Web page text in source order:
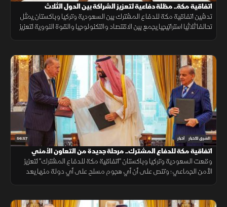
اتفاقية مكة.. مظلة دفاعية لتعزيز الشراكة بين الدول الثلاث
تدشين اتفاقية مكة للدفاع المشترك بين السعودية وتركيا وباكستان يمثل
تحالفا ثلاثيا استراتيجيا يجمع بين الاقتصاد والتكنولوجيا والقوة النووية لتعزيز
56:57 الشرق للأخبار أخبار
اتفاقية مكة للدفاع المشترك.. مرحلة جديدة من التعاون الأمني
وقعت السعودية وتركيا وباكستان "اتفاقية مكة للدفاع المشترك" لتعزيز
الأمن الجماعي؛ وتنص على أن أي هجوم مسلح على أي دولة منها يعد